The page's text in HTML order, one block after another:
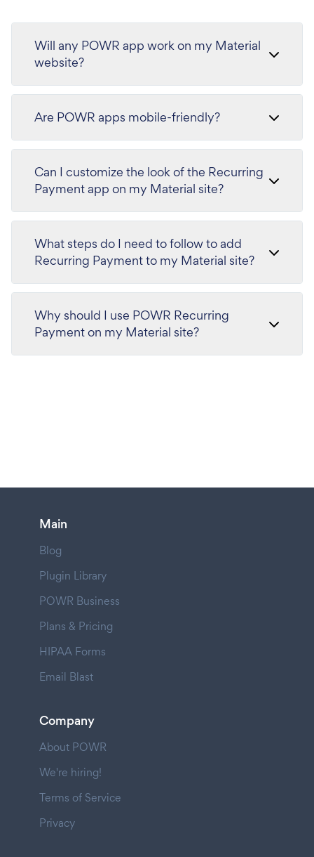
Will any POWR app work on my Material
website?
Are POWR apps mobile-friendly?
Can I customize the look of the Recurring
Payment app on my Material site?
What steps do I need to follow to add
Recurring Payment to my Material site?
Why should I use POWR Recurring
Payment on my Material site?
Main
Blog
Plugin Library
POWR Business
Plans & Pricing
HIPAA Forms
Email Blast
Company
About POWR
We're hiring!
Terms of Service
Privacy